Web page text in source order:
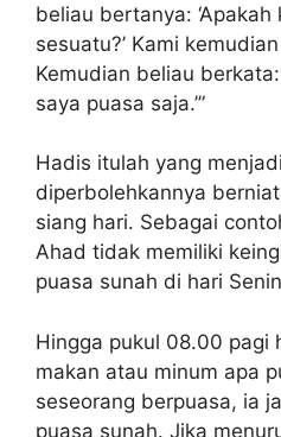
beliau bertanya:
sesuatu?’ Kami
Kemudian beliau
saya puasa saja.’”
Hadis itulah yang
diperbolehkannya
siang hari. Sebagai
Ahad tidak memiliki
puasa sunah di hari
Hingga pukul 08.00 pagi
makan atau minum apa
seseorang berpuasa, ia
puasa sunah. Jika